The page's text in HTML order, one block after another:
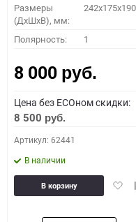
Размеры
(ДхШхВ), мм:
242x175x190
Полярность: 1
8 000 руб.
Цена без ECOном скидки:
8 500 руб.
Артикул: 62441
В наличии
В корзину